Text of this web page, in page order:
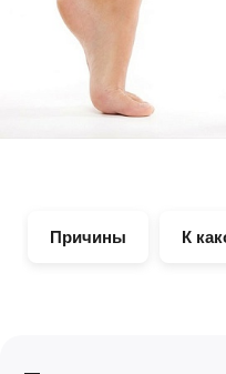
Причины К